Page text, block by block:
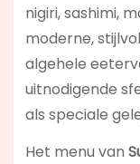
nigiri, sashimi,
moderne,
algehele
uitnodigende
als speciale
Het menu van